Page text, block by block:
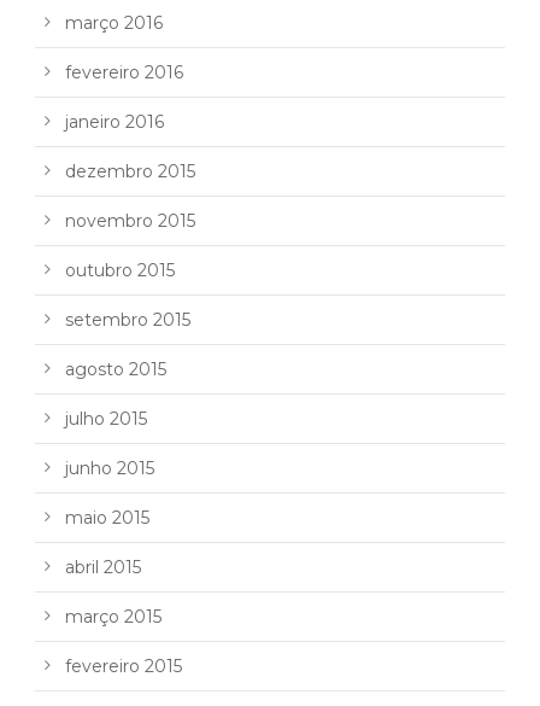
março 2016
fevereiro 2016
janeiro 2016
dezembro 2015
novembro 2015
outubro 2015
setembro 2015
agosto 2015
julho 2015
junho 2015
maio 2015
abril 2015
março 2015
fevereiro 2015